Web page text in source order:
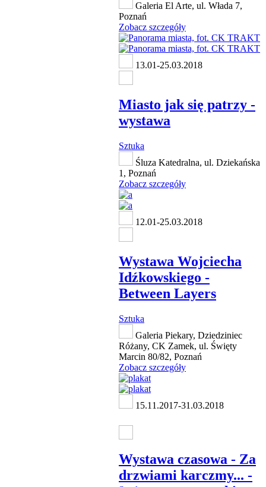
Galeria El Arte, ul. Włada 7,
Poznań
Zobacz szczegóły
13.01-25.03.2018
Miasto jak się patrzy -
wystawa
Sztuka
Śluza Katedralna, ul. Dziekańska
1, Poznań
Zobacz szczegóły
12.01-25.03.2018
Wystawa Wojciecha
Idźkowskiego -
Between Layers
Sztuka
Galeria Piekary, Dziedziniec
Różany, CK Zamek, ul. Święty
Marcin 80/82, Poznań
Zobacz szczegóły
15.11.2017-31.03.2018
Wystawa czasowa - Za
drzwiami karczmy... -